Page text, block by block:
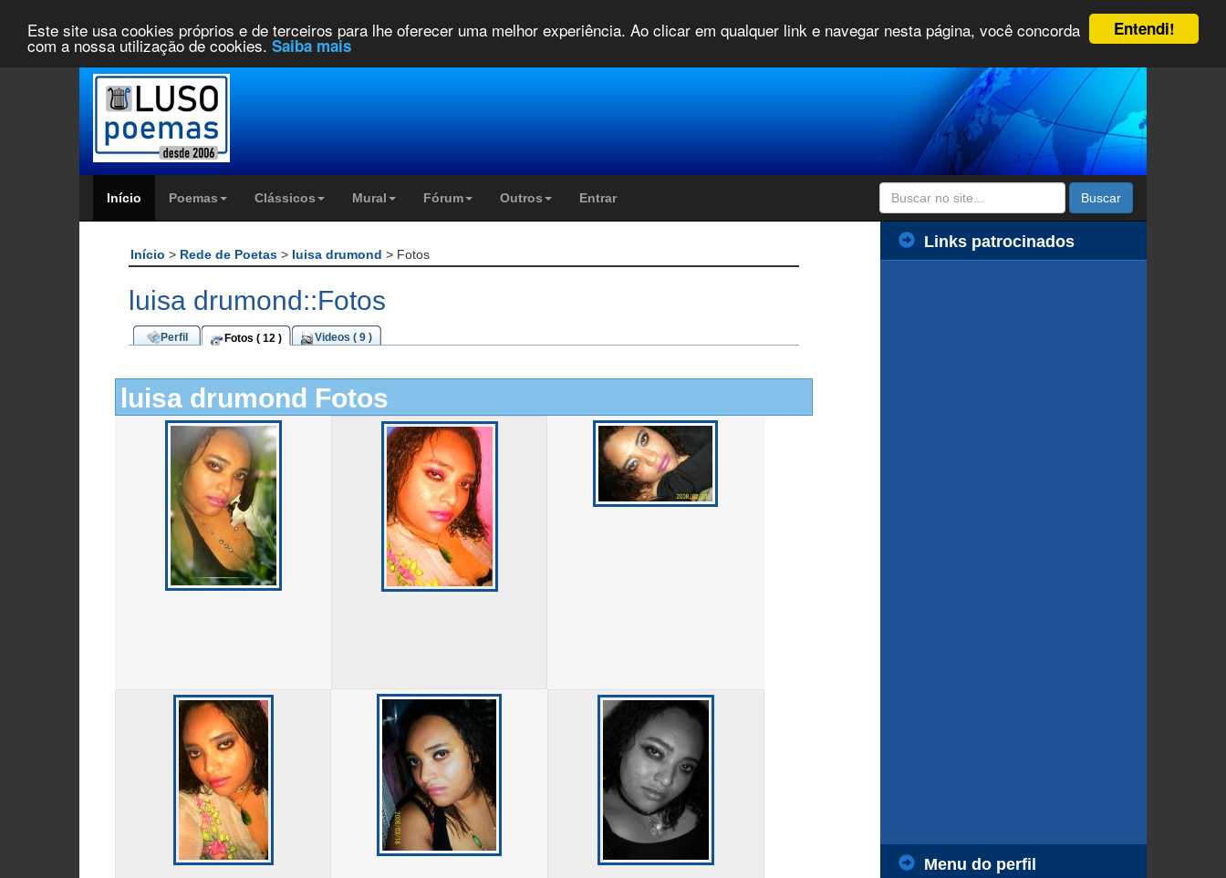
Entendi!
Este site usa cookies próprios e de terceiros para lhe oferecer uma melhor experiência. Ao clicar em qualquer link e navegar nesta página, você concorda
com a nossa utilização de cookies. Saiba mais
Início Poemas Clássicos Mural Fórum Outros Entrar Buscar
Início > Rede de Poetas > luisa drumond > Fotos
luisa drumond::Fotos
Perfil Fotos ( 12 ) Videos ( 9 )
luisa drumond Fotos
Links patrocinados
Menu do perfil